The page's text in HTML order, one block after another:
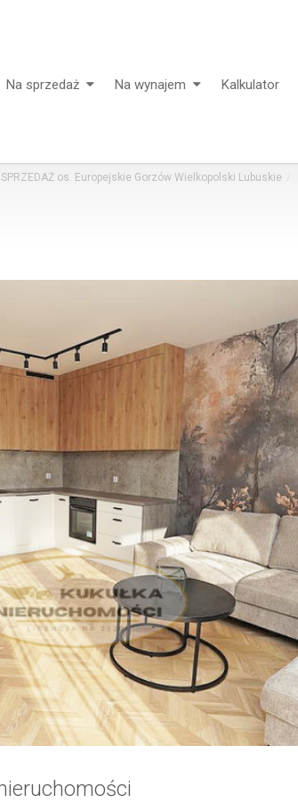
Na sprzedaż Na wynajem Kalkulator
SPRZEDAŻ os. Europejskie Gorzów Wielkopolski Lubuskie